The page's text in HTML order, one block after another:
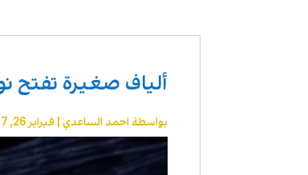
ألياف صغيرة تفتح
بواسطةاحمد الساعدي |فبراير 26, 2017